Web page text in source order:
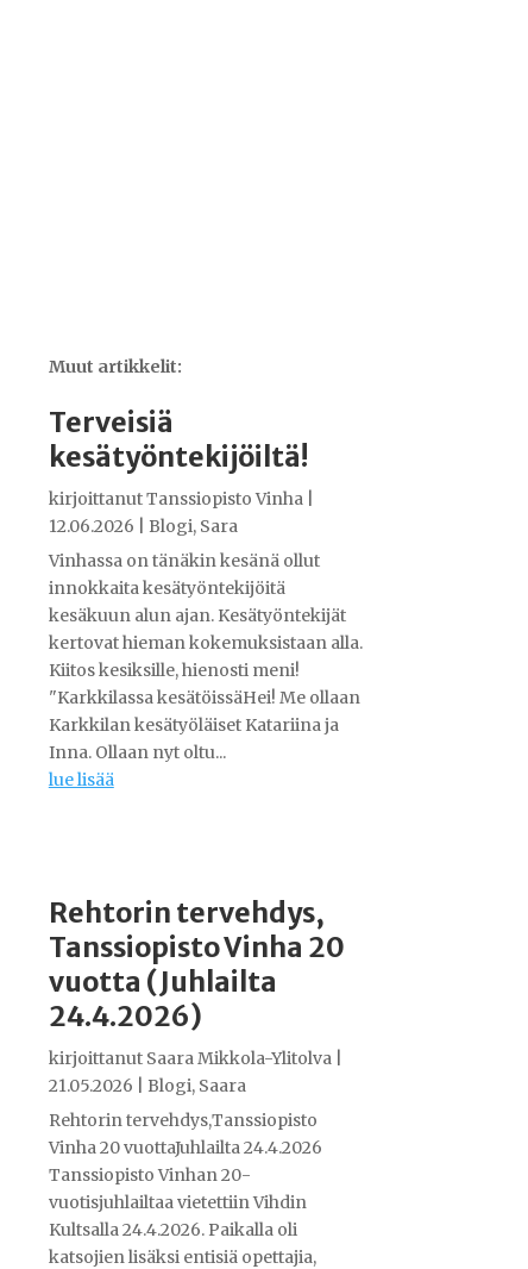
Muut artikkelit:
Terveisiä
kesätyöntekijöiltä!
kirjoittanutTanssiopisto Vinha|
12.06.2026
Blogi, Sara
Vinhassa on tänäkin kesänä ollut
innokkaita kesätyöntekijöitä
kesäkuun alun ajan. Kesätyöntekijät
kertovat hieman kokemuksistaan alla.
Kiitos kesiksille, hienosti meni!
"Karkkilassa kesätöissäHei! Me ollaan
Karkkilan kesätyöläiset Katariina ja
Inna. Ollaan nyt oltu...
lue lisää
Rehtorin tervehdys,
Tanssiopisto Vinha 20
vuotta (Juhlailta
24.4.2026)
kirjoittanut Saara Mikkola-Ylitolva|
21.05.2026
Blogi, Saara
Rehtorin tervehdys,Tanssiopisto
Vinha 20 vuottaJuhlailta 24.4.2026
Tanssiopisto Vinhan 20-
vuotisjuhlailtaa vietettiin Vihdin
Kultsalla 24.4.2026. Paikalla oli
katsojien lisäksi entisiä opettajia,